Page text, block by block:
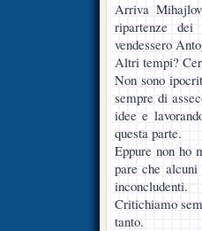
Arriva
ripartenze dei
vendessero
Altri tempi?
Non sono
sempre di
idee e
questa parte.
Eppure non ho
pare che
inconcludenti.
Critichiamo
tanto.